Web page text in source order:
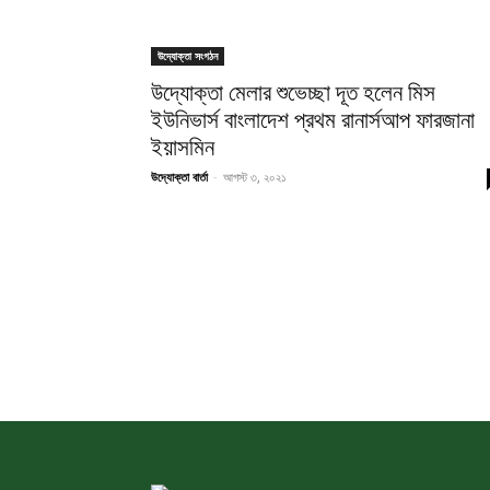
উদ্যোক্তা সংগঠন
উদ্যোক্তা মেলার শুভেচ্ছা দূত হলেন মিস
ইউনিভার্স বাংলাদেশ প্রথম রানার্সআপ ফারজানা
ইয়াসমিন
উদ্যোক্তা বার্তা - আগস্ট ৩, ২০২১